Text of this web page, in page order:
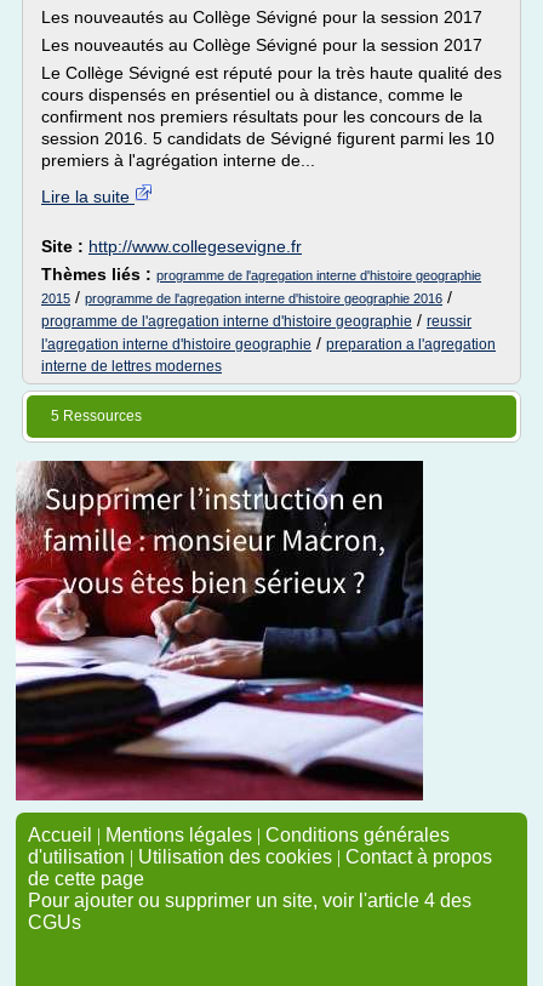
Les nouveautés au Collège Sévigné pour la session 2017
Les nouveautés au Collège Sévigné pour la session 2017
Le Collège Sévigné est réputé pour la très haute qualité des
cours dispensés en présentiel ou à distance, comme le
confirment nos premiers résultats pour les concours de la
session 2016. 5 candidats de Sévigné figurent parmi les 10
premiers à l'agrégation interne de...
Lire la suite
Site : http://www.collegesevigne.fr
Thèmes liés : programme de l'agregation interne d'histoire geographie
2015 / programme de l'agregation interne d'histoire geographie 2016 /
programme de l'agregation interne d'histoire geographie / reussir
l'agregation interne d'histoire geographie / preparation a l'agregation
interne de lettres modernes
5 Ressources
Accueil | Mentions légales | Conditions générales
d'utilisation | Utilisation des cookies | Contact à propos
de cette page
Pour ajouter ou supprimer un site, voir l'article 4 des
CGUs